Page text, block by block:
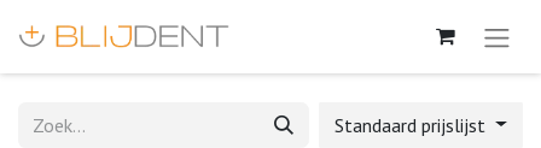
Standaard prijslijst